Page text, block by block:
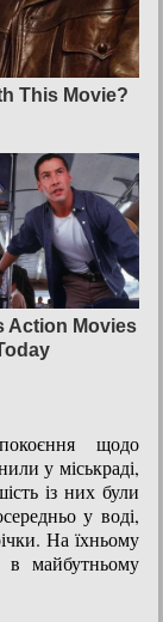
щодо
у міськраді,
із них були
у воді,
На їхньому
в майбутньому